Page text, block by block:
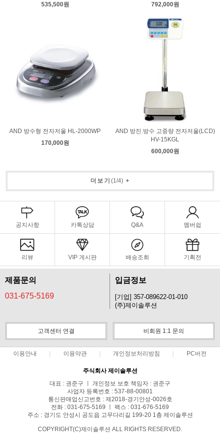
535,500원
792,000원
AND 방수형 전자저울 HL-2000WP
170,000원
AND 방진.방수 고중량 전자저울(LCD)
HV-15KGL
600,000원
더보기 (1/4)+
공지사항 카톡상담 Q&A 멤버쉽
리뷰 VIP 게시판 배송조회 기획전
제품문의
031-675-5169
입금정보
[기업] 357-089622-01-010
(주)제이솔루션
고객센터 연결 비회원 1:1 문의
이용안내 이용약관 개인정보처리방침 PC버전
주식회사 제이솔루션
대표 : 권준구 ㅣ 개인정보 보호 책임자 : 권준구
사업자 등록번호 : 537-88-00801
통신판매업신고번호 : 제2018-경기안성-0026호
전화 : 031-675-5169 ㅣ 팩스 : 031-676-5169
주소 : 경기도 안성시 공도읍 고무다리길 199-20 1층 제이솔루션
COPYRIGHT(C)제이솔루션 ALL RIGHTS RESERVED.